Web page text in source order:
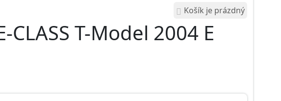
Košík je prázdný
T-Model 2004 E